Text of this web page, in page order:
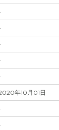
年10月01日